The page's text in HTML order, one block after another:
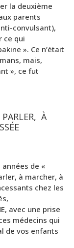
la deuxième
parents
convulsant),
ce qui
». Ce n’était
mais,
», ce fut
À
de «
à marcher, à
chez les
avec une prise
médecins qui
de vos enfants